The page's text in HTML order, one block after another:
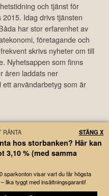
och tjänst för
Idag drivs tjänsten
har stor erfarenhet av
företagande och
skrivs nyheter om till
Nyhetsappen som finns
åren laddats ner
användarbetyg som är
rådgivare, står inte under
dig. Detta innebär att
som direkt eller indirekt härrörande
Börskollen, alltid fattas
sig allt ansvar för eventuell
grundar sig på användandet av
RÄNTA
hos storbanken? Här kan
3,10 % (med samma
sparkonton visar vart du får högsta
lika tyggt med insättningsgaranti!
STÄNG X